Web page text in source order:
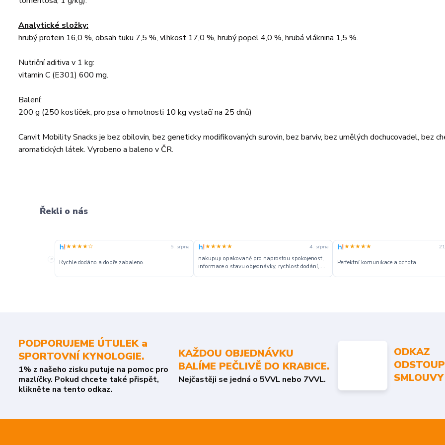
Analytické složky:
hrubý protein 16,0 %, obsah tuku 7,5 %, vlhkost 17,0 %, hrubý popel 4,0 %, hrubá vláknina 1,5 %.
Nutriční aditiva v 1 kg:
vitamin C (E301) 600 mg.
Balení:
200 g (250 kostiček, pro psa o hmotnosti 10 kg vystačí na 25 dnů)
Canvit Mobility Snacks je bez obilovin, bez geneticky modifikovaných surovin, bez barviv, bez umělých dochucovadel, bez
aromatických látek. Vyrobeno a baleno v ČR.
Řekli o nás
«
★★★★☆ 5. srpna
Rychle dodáno a dobře zabaleno.
★★★★★ 4. srpna
nakupuji opakovaně pro naprostou spokojenost,
informace o stavu objednávky, rychlost dodání,....
★★★★★
Perfektní komunikace a ochota.
PODPORUJEME ÚTULEK a
SPORTOVNÍ KYNOLOGIE.
1% z našeho zisku putuje na pomoc pro
mazlíčky. Pokud chcete také přispět,
klikněte na tento odkaz.
KAŽDOU OBJEDNÁVKU
BALÍME PEČLIVĚ DO KRABICE.
Nejčastěji se jedná o 5VVL nebo 7VVL.
ODKAZ
SMLOUVY